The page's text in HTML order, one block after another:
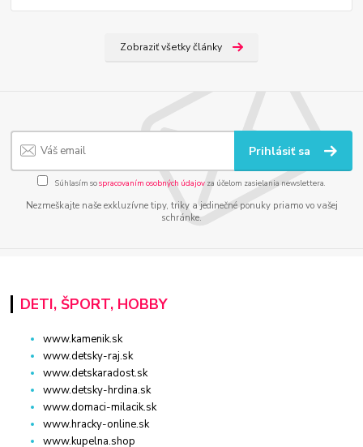
Zobraziť všetky články
Prihlásiť sa
Súhlasím sospracovaním osobných údajov za účelom zasielania newslettera.
Nezmeškajte naše exkluzívne tipy, triky a jedinečné ponuky priamo vo vašej
schránke.
DETI, ŠPORT, HOBBY
www.kamenik.sk
www.detsky-raj.sk
www.detskaradost.sk
www.detsky-hrdina.sk
www.domaci-milacik.sk
www.hracky-online.sk
www.kupelna.shop